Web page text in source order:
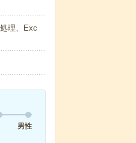
理、Exc
男性